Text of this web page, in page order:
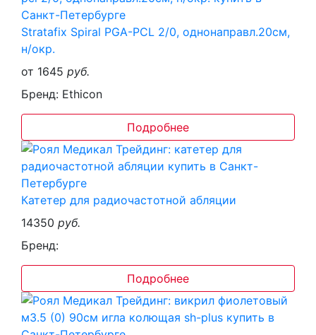
Stratafix Spiral PGA-PCL 2/0, однонаправл.20см,
н/окр.
от 1645 руб.
Бренд: Ethicon
Подробнее
Катетер для радиочастотной абляции
14350 руб.
Бренд:
Подробнее